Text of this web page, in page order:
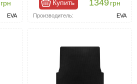
грн
EVA
Купить 1349грн
Производитель: EVA